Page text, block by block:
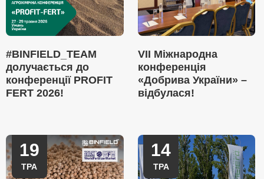
#BINFIELD_TEAM
долучається до
конференції PROFIT
FERT 2026!
VII Міжнародна
конференція
«Добрива України» –
відбулася!
19
ТРА
14
ТРА